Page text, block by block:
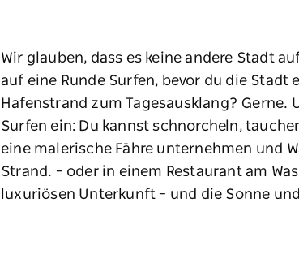
Wir glauben, dass es keine andere Stadt
auf eine Runde Surfen, bevor du die Stadt
Hafenstrand zum Tagesausklang? Gerne.
Surfen ein: Du kannst schnorcheln,
eine malerische Fähre unternehmen und
Strand. – oder in einem Restaurant am
luxuriösen Unterkunft – und die Sonne